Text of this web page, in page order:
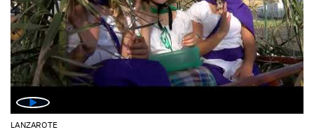
LANZAROTE